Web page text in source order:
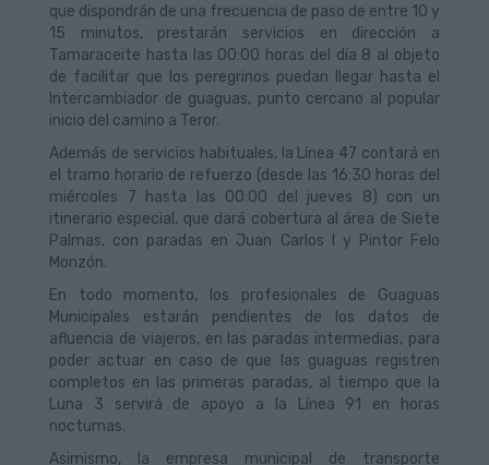
que dispondrán de una frecuencia de paso de entre 10 y
15 minutos, prestarán servicios en dirección a
Tamaraceite hasta las 00:00 horas del día 8 al objeto
de facilitar que los peregrinos puedan llegar hasta el
Intercambiador de guaguas, punto cercano al popular
inicio del camino a Teror.
Además de servicios habituales, la Línea 47 contará en
el tramo horario de refuerzo (desde las 16:30 horas del
miércoles 7 hasta las 00:00 del jueves 8) con un
itinerario especial, que dará cobertura al área de Siete
Palmas, con paradas en Juan Carlos I y Pintor Felo
Monzón.
En todo momento, los profesionales de Guaguas
Municipales estarán pendientes de los datos de
afluencia de viajeros, en las paradas intermedias, para
poder actuar en caso de que las guaguas registren
completos en las primeras paradas, al tiempo que la
Luna 3 servirá de apoyo a la Línea 91 en horas
nocturnas.
Asimismo, la empresa municipal de transporte